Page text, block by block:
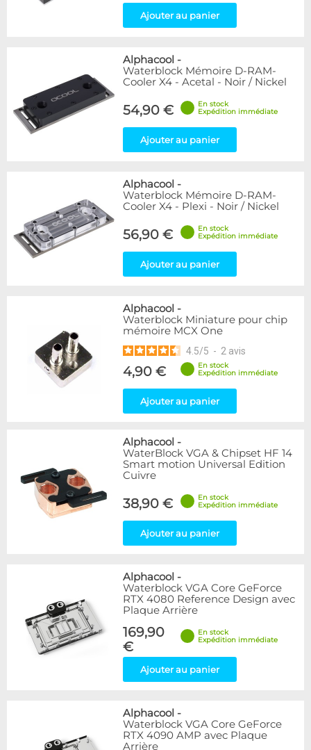
Ajouter au panier
Alphacool -
Waterblock Mémoire D-RAM-
Cooler X4 - Acetal - Noir / Nickel
54,90 €
En stock
Expédition immédiate
Ajouter au panier
Alphacool -
Waterblock Mémoire D-RAM-
Cooler X4 - Plexi - Noir / Nickel
56,90 €
En stock
Expédition immédiate
Ajouter au panier
Alphacool -
Waterblock Miniature pour chip
mémoire MCX One
4.5/5 - 2 avis
4,90 €
En stock
Expédition immédiate
Ajouter au panier
Alphacool -
WaterBlock VGA & Chipset HF 14
Smart motion Universal Edition
Cuivre
38,90 €
En stock
Expédition immédiate
Ajouter au panier
Alphacool -
Waterblock VGA Core GeForce
RTX 4080 Reference Design avec
Plaque Arrière
169,90
€
En stock
Expédition immédiate
Ajouter au panier
Alphacool -
Waterblock VGA Core GeForce
RTX 4090 AMP avec Plaque
Arrière